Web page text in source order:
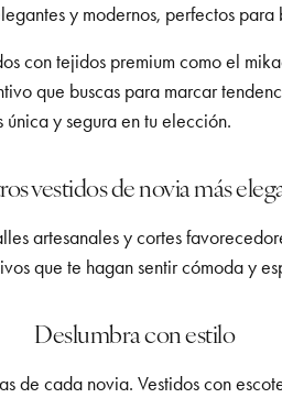
y modernos, perfectos
con tejidos premium como el
que buscas para marcar
y segura en tu elección.
vestidos de novia más
artesanales y cortes
que te hagan sentir cómoda y
Deslumbra con estilo
cada novia. Vestidos con